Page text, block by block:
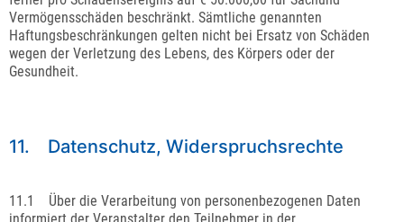
Vermögensschäden beschränkt. Sämtliche genannten
Haftungsbeschränkungen gelten nicht bei Ersatz von Schäden
wegen der Verletzung des Lebens, des Körpers oder der
Gesundheit.
11. Datenschutz, Widerspruchsrechte
11.1 Über die Verarbeitung von personenbezogenen Daten